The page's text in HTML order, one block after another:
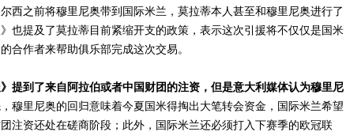
西之前将穆里尼奥带到国际米兰，莫拉蒂本人甚至和穆里尼奥进行了
也提及了莫拉蒂目前紧缩开支的政策，表示这次引援将不仅仅是国米
合作者来帮助俱乐部完成这次交易。
提到了来自阿拉伯或者中国财团的注资，但是意大利媒体认为穆里尼
穆里尼奥的回归意味着今夏国米得掏出大笔转会资金，国际米兰希望
注资还处在磋商阶段；此外，国际米兰还必须打入下赛季的欧冠联